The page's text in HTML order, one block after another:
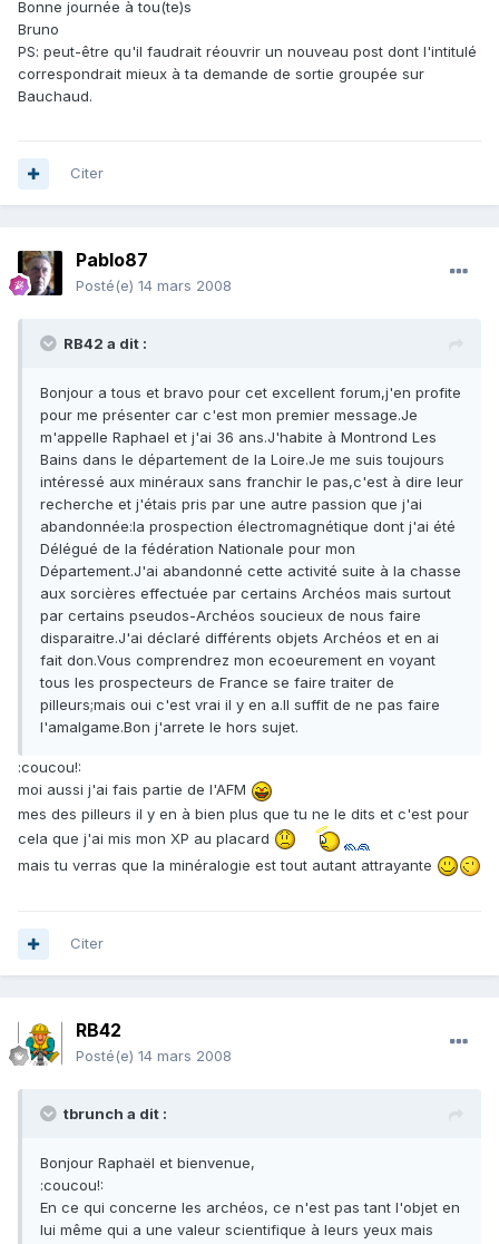
Bonne journée à tou(te)s
Bruno
PS: peut-être qu'il faudrait réouvrir un nouveau post dont l'intitulé
correspondrait mieux à ta demande de sortie groupée sur
Bauchaud.
Citer
Pablo87
Posté(e) 14 mars 2008
RB42 a dit :
Bonjour a tous et bravo pour cet excellent forum,j'en profite
pour me présenter car c'est mon premier message.Je
m'appelle Raphael et j'ai 36 ans.J'habite à Montrond Les
Bains dans le département de la Loire.Je me suis toujours
intéressé aux minéraux sans franchir le pas,c'est à dire leur
recherche et j'étais pris par une autre passion que j'ai
abandonnée:la prospection électromagnétique dont j'ai été
Délégué de la fédération Nationale pour mon
Département.J'ai abandonné cette activité suite à la chasse
aux sorcières effectuée par certains Archéos mais surtout
par certains pseudos-Archéos soucieux de nous faire
disparaitre.J'ai déclaré différents objets Archéos et en ai
fait don.Vous comprendrez mon ecoeurement en voyant
tous les prospecteurs de France se faire traiter de
pilleurs;mais oui c'est vrai il y en a.Il suffit de ne pas faire
l'amalgame.Bon j'arrete le hors sujet.
:coucou!:
moi aussi j'ai fais partie de l'AFM
mes des pilleurs il y en à bien plus que tu ne le dits et c'est pour
cela que j'ai mis mon XP au placard
mais tu verras que la minéralogie est tout autant attrayante
Citer
RB42
Posté(e) 14 mars 2008
tbrunch a dit :
Bonjour Raphaël et bienvenue,
:coucou!:
En ce qui concerne les archéos, ce n'est pas tant l'objet en
lui même qui a une valeur scientifique à leurs yeux mais